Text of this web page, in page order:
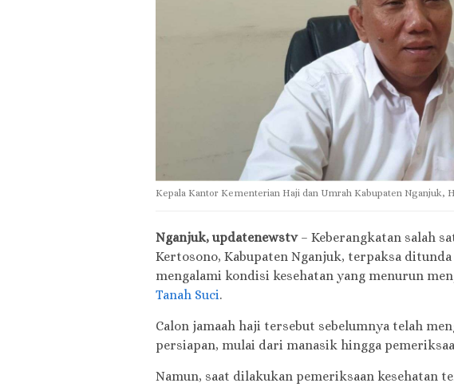
Kepala Kantor Kementerian Haji dan Umrah Kabupaten Nganjuk,
Nganjuk, updatenewstv– Keberangkatan salah
Kertosono, Kabupaten Nganjuk, terpaksa
mengalami kondisi kesehatan yang menurun
Tanah Suci.
Calon jamaah haji tersebut sebelumnya telah
persiapan, mulai dari manasik hingga
Namun, saat dilakukan pemeriksaan kesehatan